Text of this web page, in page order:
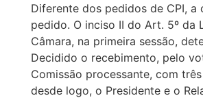
Diferente dos pedidos de CPI,
pedido. O inciso II do Art. 5º da
Câmara, na primeira sessão,
Decidido o recebimento, pelo
Comissão processante, com
desde logo, o Presidente e o